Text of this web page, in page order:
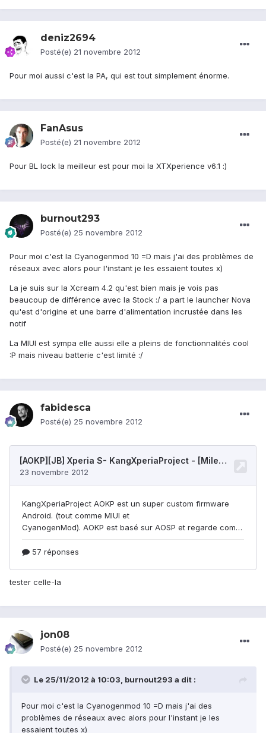
deniz2694
Posté(e) 21 novembre 2012
Pour moi aussi c'est la PA, qui est tout simplement énorme.
FanAsus
Posté(e) 21 novembre 2012
Pour BL lock la meilleur est pour moi la XTXperience v6.1 :)
burnout293
Posté(e) 25 novembre 2012
Pour moi c'est la Cyanogenmod 10 =D mais j'ai des problèmes de
réseaux avec alors pour l'instant je les essaient toutes x)
La je suis sur la Xcream 4.2 qu'est bien mais je vois pas
beaucoup de différence avec la Stock :/ a part le launcher Nova
qu'est d'origine et une barre d'alimentation incrustée dans les
notif
La MIUI est sympa elle aussi elle a pleins de fonctionnalités cool
:P mais niveau batterie c'est limité :/
fabidesca
Posté(e) 25 novembre 2012
tester celle-la
jon08
Posté(e) 25 novembre 2012
Le 25/11/2012 à 10:03, burnout293 a dit :
Pour moi c'est la Cyanogenmod 10 =D mais j'ai des
problèmes de réseaux avec alors pour l'instant je les
essaient toutes x)